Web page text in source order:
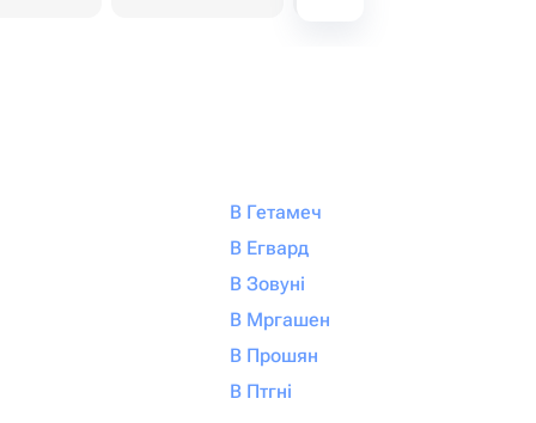
В Гетамеч
В Егвард
В Зовуні
В Мргашен
В Прошян
В Птгні